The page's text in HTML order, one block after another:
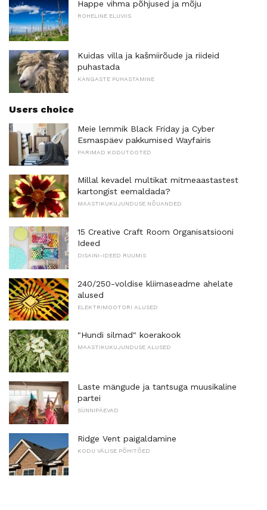
Happe vihma põhjused ja mõju
ROHELINE ELUVIIS
Kuidas villa ja kašmiirõude ja riideid
puhastada
KANGASTE PUHASTAMINE
Users choice
Meie lemmik Black Friday ja Cyber ​​
Esmaspäev pakkumised Wayfairis
PARIMAD KODUTOOTED
Millal kevadel multikat mitmeaastastest
kartongist eemaldada?
MAASTIKUKUJUNDUSE NÕUANDED
15 Creative Craft Room Organisatsiooni
Ideed
DISAINI-IDEED RUUMIS
240/250-voldise kliimaseadme ahelate
alused
ELEKTRIMOOTORI ALUSED
"Hundi silmad" koerakook
MAASTIKUKUJUNDUSE ALUSED
Laste mängude ja tantsuga muusikaline
partei
SÜNNIPÄEVAD
Ridge Vent paigaldamine
KODU VÄLISE PÕHITÕED